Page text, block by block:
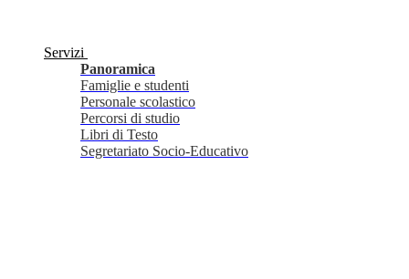
Servizi
Panoramica
Famiglie e studenti
Personale scolastico
Percorsi di studio
Libri di Testo
Segretariato Socio-Educativo